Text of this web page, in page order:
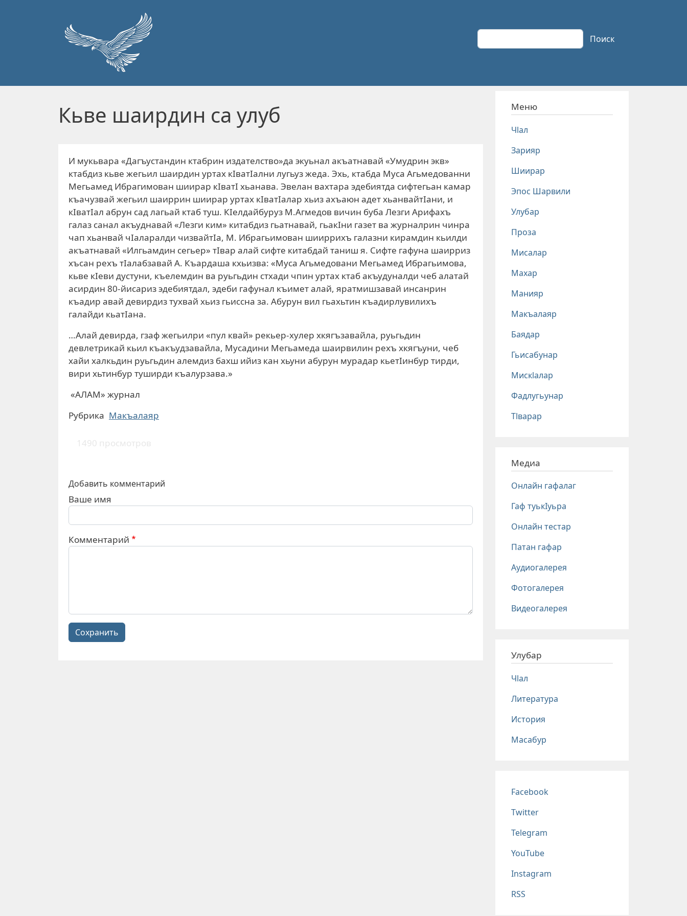
Поиск Поиск
Кьве шаирдин са улуб
И мукьвара «Дагъустандин ктабрин издателство»да экуьнал акъатнавай «Умудрин экв»
ктабдиз кьве жегьил шаирдин уртах кIватIални лугьуз жеда. Эхь, ктабда Муса Агьмедованни
Мегьамед Ибрагимован шиирар кIватI хьанава. Эвелан вахтара эдебиятда сифтегьан камар
къачузвай жегьил шаиррин шиирар уртах кIватIалар хьиз ахъаюн адет хьанвайтIани, и
кIватIал абрун сад лагьай ктаб туш. КIелдайбуруз М.Агмедов вичин буба Лезги Арифахъ
галаз санал акъуднавай «Лезги ким» китабдиз гьатнавай, гьакIни газет ва журналрин чинра
чап хьанвай чIаларалди чизвайтIа, М. Ибрагьимован шииррихъ галазни кирамдин кьилди
акъатнавай «Илгьамдин сегьер» тIвар алай сифте китабдай таниш я. Сифте гафуна шаирриз
хъсан рехъ тIалабзавай А. Къардаша кхьизва: «Муса Агьмедовани Мегьамед Ибрагьимова,
кьве кIеви дустуни, къелемдин ва руьгьдин стхади чпин уртах ктаб акъудуналди чеб алатай
асирдин 80-йисариз эдебиятдал, эдеби гафунал къимет алай, яратмишзавай инсанрин
къадир авай девирдиз тухвай хьиз гьиссна за. Абурун вил гьахьтин къадирлувилихъ
галайди кьатIана.
…Алай девирда, гзаф жегьилри «пул квай» рекьер-хулер хкягъзавайла, руьгьдин
девлетрикай кьил къакъудзавайла, Мусадини Мегьамеда шаирвилин рехъ хкягъуни, чеб
хайи халкьдин руьгьдин алемдиз бахш ийиз кан хьуни абурун мурадар кьетIинбур тирди,
вири хьтинбур туширди къалурзава.»
«АЛАМ» журнал
Рубрика Макъалаяр
1490 просмотров
Добавить комментарий
Ваше имя
Комментарий
Сохранить
Меню
Чlал
Зарияр
Шиирар
Эпос Шарвили
Улубар
Проза
Мисалар
Махар
Манияр
Макъалаяр
Баядар
Гьисабунар
Мискlалар
Фадлугьунар
Тlварар
Медиа
Онлайн гафалаг
Гаф туькIуьра
Онлайн тестар
Патан гафар
Аудиогалерея
Фотогалерея
Видеогалерея
Улубар
Чlал
Литература
История
Масабур
Соц сети
Facebook
Twitter
Telegram
YouTube
Instagram
RSS